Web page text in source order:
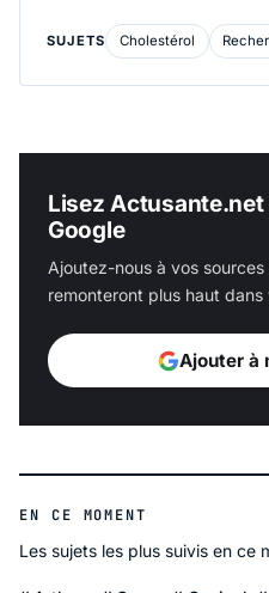
SUJETS Cholestérol
Lisez
Google
Ajoutez-nous à vos
remonteront plus haut
Ajouter à
EN CE MOMENT
Les sujets les plus suivis en ce